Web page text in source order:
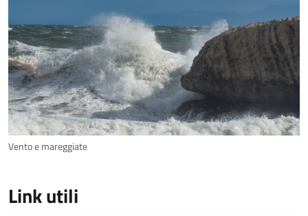
Vento e mareggiate
Link utili